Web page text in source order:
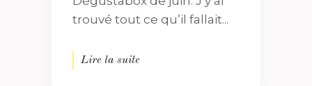
trouvé tout ce qu’il fallait...
Lire la suite